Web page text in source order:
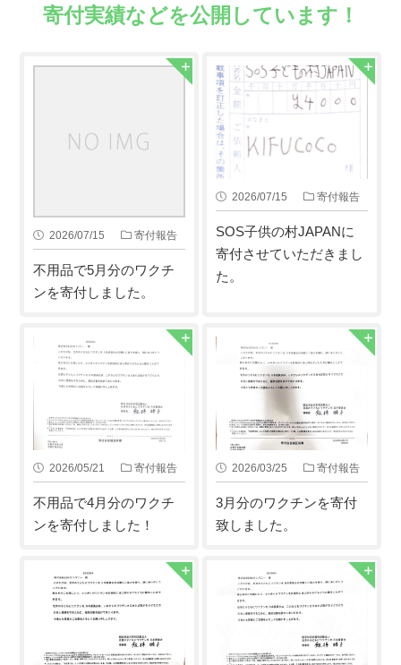
寄付実績などを公開しています！
2026/07/15 寄付報告
不用品で5月分のワクチ
ンを寄付しました。
2026/07/15 寄付報告
SOS子供の村JAPANに
寄付させていただきまし
た。
2026/05/21 寄付報告
不用品で4月分のワクチ
ンを寄付しました！
2026/03/25 寄付報告
3月分のワクチンを寄付
致しました。